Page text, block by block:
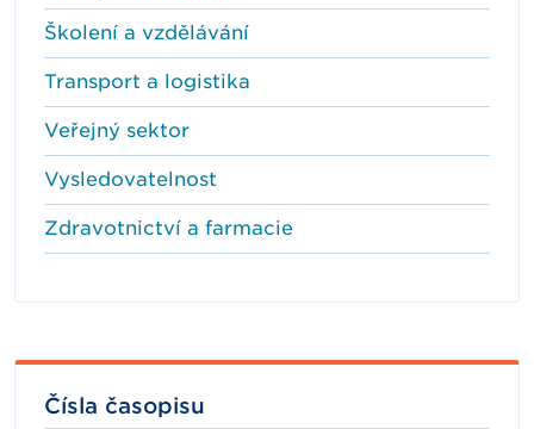
Školení a vzdělávání
Transport a logistika
Veřejný sektor
Vysledovatelnost
Zdravotnictví a farmacie
Čísla časopisu